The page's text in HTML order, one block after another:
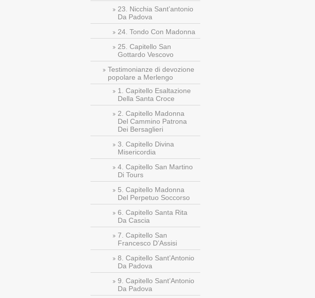
23. Nicchia Sant’antonio
Da Padova
24. Tondo Con Madonna
25. Capitello San
Gottardo Vescovo
Testimonianze di devozione
popolare a Merlengo
1. Capitello Esaltazione
Della Santa Croce
2. Capitello Madonna
Del Cammino Patrona
Dei Bersaglieri
3. Capitello Divina
Misericordia
4. Capitello San Martino
Di Tours
5. Capitello Madonna
Del Perpetuo Soccorso
6. Capitello Santa Rita
Da Cascia
7. Capitello San
Francesco D’Assisi
8. Capitello Sant’Antonio
Da Padova
9. Capitello Sant’Antonio
Da Padova